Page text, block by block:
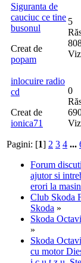
Siguranta de
cauciuc ce tine
busonul
Creat de
popam
5
inlocuire radio
cd
Creat de
ionica71
0
Pagini: [1] 2 3 4 ...
Forum
ajutor si
erori la
Club Skoda
Skoda »
Skoda
»
Skoda
cu motor